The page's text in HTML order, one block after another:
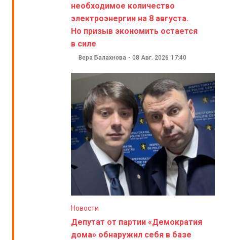
необходимое количество
электроэнергии на 8 августа.
Но призыв экономить остается
в силе
Вера Балахнова - 08 Авг. 2026 17:40
Новости
Депутат от партии «Демократия
дома» обнаружил себя в базе